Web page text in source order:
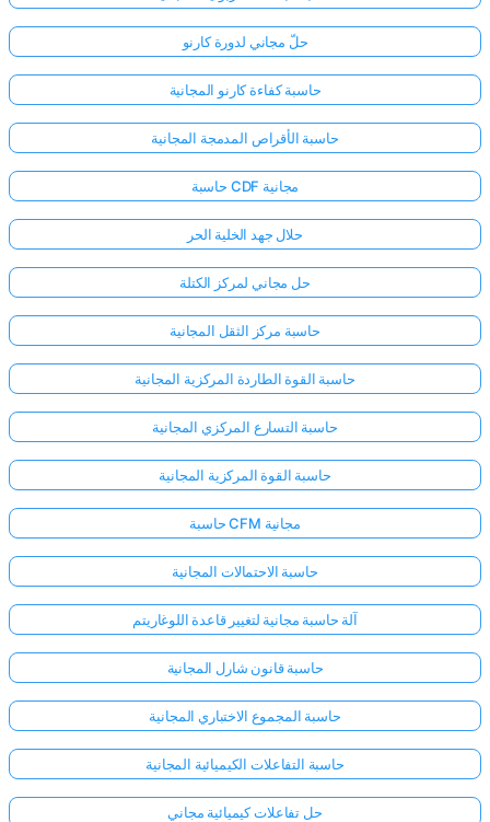
حلّ مجاني لدورة كارنو
حاسبة كفاءة كارنو المجانية
حاسبة الأقراص المدمجة المجانية
حاسبة CDF مجانية
حلال جهد الخلية الحر
حل مجاني لمركز الكتلة
حاسبة مركز الثقل المجانية
حاسبة القوة الطاردة المركزية المجانية
حاسبة التسارع المركزي المجانية
حاسبة القوة المركزية المجانية
حاسبة CFM مجانية
حاسبة الاحتمالات المجانية
آلة حاسبة مجانية لتغيير قاعدة اللوغاريتم
حاسبة قانون شارل المجانية
حاسبة المجموع الاختباري المجانية
حاسبة التفاعلات الكيميائية المجانية
حل تفاعلات كيميائية مجاني